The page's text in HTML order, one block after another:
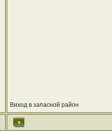
Виход в запасной район